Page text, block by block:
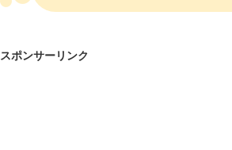
スポンサーリンク